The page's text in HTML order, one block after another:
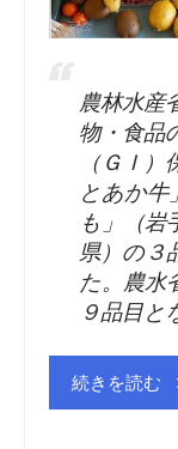
農林水産
物・食品
（ＧＩ
とあか牛
も」（岩
県）の３
た。農水
９品目と
続きを読む“